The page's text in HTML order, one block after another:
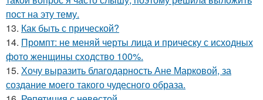
пост на эту тему.
13. Как быть с прической?
14. Промпт: не меняй черты лица и прическу с исходных
фото женщины сходство 100%.
15. Хочу выразить благодарность Ане Марковой, за
создание моего такого чудесного образа.